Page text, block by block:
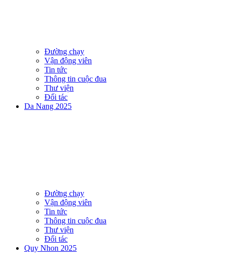
Đường chạy
Vận động viên
Tin tức
Thông tin cuộc đua
Thư viện
Đối tác
Da Nang 2025
Đường chạy
Vận động viên
Tin tức
Thông tin cuộc đua
Thư viện
Đối tác
Quy Nhon 2025